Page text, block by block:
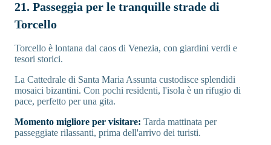
21. Passeggia per le tranquille strade di
Torcello
Torcello è lontana dal caos di Venezia, con giardini verdi e
tesori storici.
La Cattedrale di Santa Maria Assunta custodisce splendidi
mosaici bizantini. Con pochi residenti, l'isola è un rifugio di
pace, perfetto per una gita.
Momento migliore per visitare: Tarda mattinata per
passeggiate rilassanti, prima dell'arrivo dei turisti.